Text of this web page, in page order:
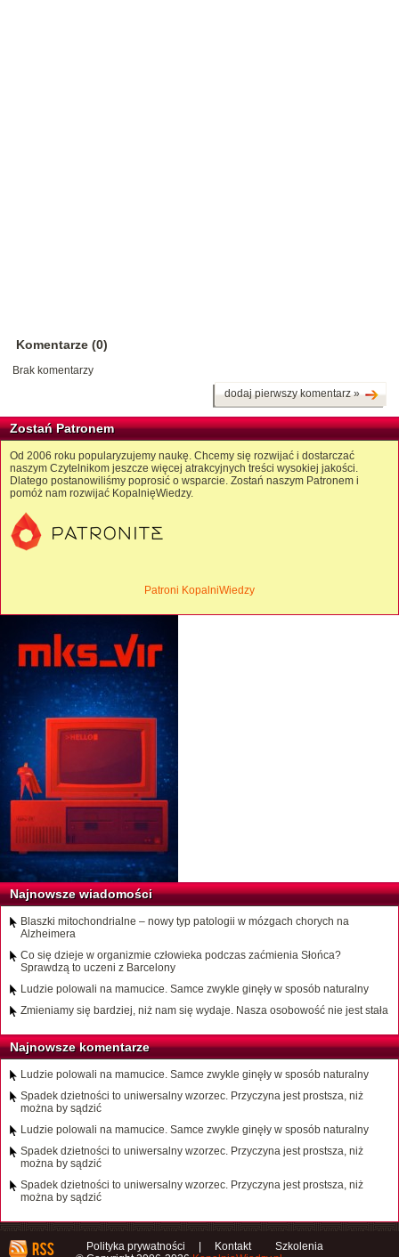
Komentarze (0)
Brak komentarzy
dodaj pierwszy komentarz »
Zostań Patronem
Od 2006 roku popularyzujemy naukę. Chcemy się rozwijać i dostarczać
naszym Czytelnikom jeszcze więcej atrakcyjnych treści wysokiej jakości.
Dlatego postanowiliśmy poprosić o wsparcie. Zostań naszym Patronem i
pomóż nam rozwijać KopalnięWiedzy.
Patroni KopalniWiedzy
Najnowsze wiadomości
Blaszki mitochondrialne – nowy typ patologii w mózgach chorych na
Alzheimera
Co się dzieje w organizmie człowieka podczas zaćmienia Słońca?
Sprawdzą to uczeni z Barcelony
Ludzie polowali na mamucice. Samce zwykle ginęły w sposób naturalny
Zmieniamy się bardziej, niż nam się wydaje. Nasza osobowość nie jest stała
Najnowsze komentarze
Ludzie polowali na mamucice. Samce zwykle ginęły w sposób naturalny
Spadek dzietności to uniwersalny wzorzec. Przyczyna jest prostsza, niż
można by sądzić
Ludzie polowali na mamucice. Samce zwykle ginęły w sposób naturalny
Spadek dzietności to uniwersalny wzorzec. Przyczyna jest prostsza, niż
można by sądzić
Spadek dzietności to uniwersalny wzorzec. Przyczyna jest prostsza, niż
można by sądzić
Polityka prywatności Kontakt
Szkolenia